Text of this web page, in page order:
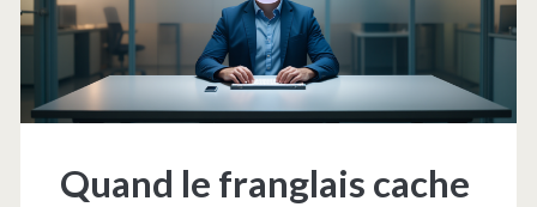
Quand le franglais cache